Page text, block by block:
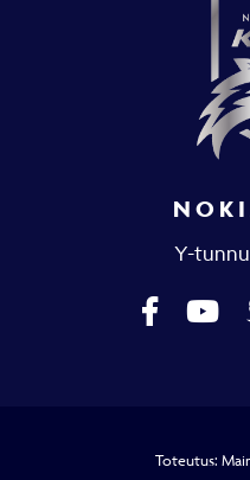
Y-
Toteutus: